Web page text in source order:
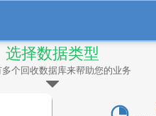
选择数据类型
个回收数据库来帮助您的业务